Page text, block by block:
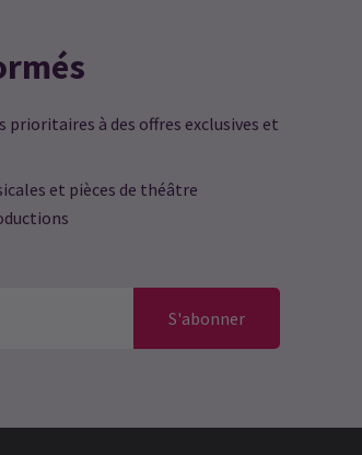
une
Marilyn Porter
à des offres exclusives et
et pièces de théâtre
S'abonner